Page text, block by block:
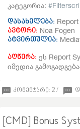
კატეგორია:
დასახელება:
ავტორი: Noa Fogen
ატვირთულია:
აღწერა: ეს Report
იმედია
კომენტარი: 2 /
[CMD] Bonus